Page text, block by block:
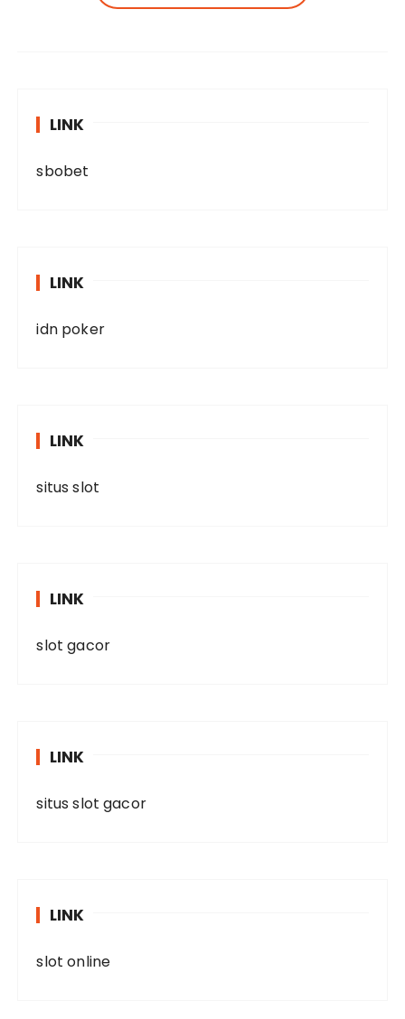
LINK
sbobet
LINK
idn poker
LINK
situs slot
LINK
slot gacor
LINK
situs slot gacor
LINK
slot online